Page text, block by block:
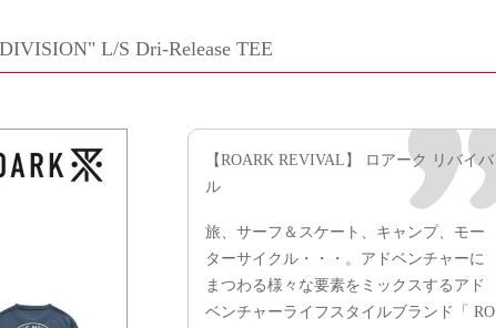
L/S Dri-Release TEE
【ROARK REVIVAL】 ロアーク リバイバ
ル
旅、サーフ＆スケート、キャンプ、モー
ターサイクル・・・。アドベンチャーに
まつわる様々な要素をミックスするアド
ベンチャーライフスタイルブランド「 RO